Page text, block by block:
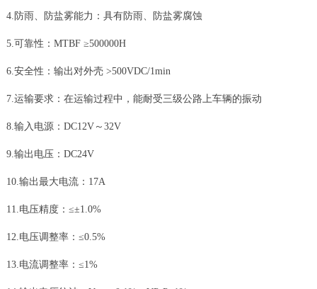
4.防雨、防盐雾能力：具有防雨、防盐雾腐蚀
5.可靠性：MTBF ≥500000H
6.安全性：输出对外壳 >500VDC/1min
7.运输要求：在运输过程中，能耐受三级公路上车辆的振动
8.输入电源：DC12V～32V
9.输出电压：DC24V
10.输出最大电流：17A
11.电压精度：≤±1.0%
12.电压调整率：≤0.5%
13.电流调整率：≤1%